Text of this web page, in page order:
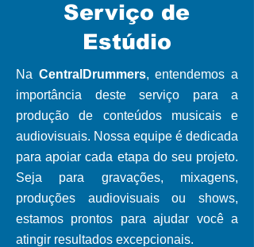
Serviço de
Estúdio
Na CentralDrummers, entendemos a
importância deste serviço para a
produção de conteúdos musicais e
audiovisuais. Nossa equipe é dedicada
para apoiar cada etapa do seu projeto.
Seja para gravações, mixagens,
produções audiovisuais ou shows,
estamos prontos para ajudar você a
atingir resultados excepcionais.